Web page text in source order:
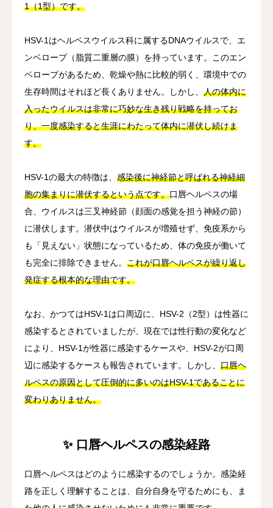
1（1型）です。
HSV-1はヘルペスウイルス科に属するDNAウイルスで、エ
ンベロープ（脂質二重層の膜）を持っています。このエン
ベロープがあるため、乾燥や熱に比較的弱く、環境中での
生存時間はそれほど長くありません。しかし、 人の体内に
入ったウイルスは非常に巧妙な生き残り戦略を持ってお
り、一度感染すると生涯にわたって体内に潜伏し続けま
す。
HSV-1の最大の特徴は、 感染後に神経節と呼ばれる神経細
胞の集まりに潜伏するという点です。口唇ヘルペスの場
合、ウイルスは三叉神経節（顔面の感覚を担う神経の節）
に潜伏します。潜伏中はウイルスが増殖せず、免疫系から
も「見えない」状態になっているため、体の免疫が働いて
も完全に排除できません。 これが口唇ヘルペスが繰り返し
発症する根本的な理由です。
なお、かつてはHSV-1は口周辺に、HSV-2（2型）は性器に
感染するとされていましたが、現在では性行動の変化など
により、HSV-1が性器に感染するケースや、HSV-2が口周
辺に感染するケースも報告されています。しかし、 口唇ヘ
ルペスの原因として圧倒的に多いのはHSV-1であることに
変わりありません。
✨ 口唇ヘルペスの感染経路
口唇ヘルペスはどのように感染するのでしょうか。感染経
路を正しく理解することは、自分自身を守るためにも、ま